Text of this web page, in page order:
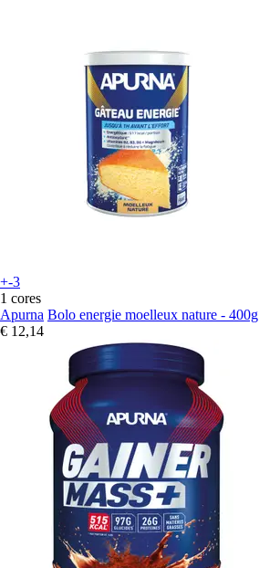
+-3
1 cores
Apurna Bolo energie moelleux nature - 400g
€ 12,14